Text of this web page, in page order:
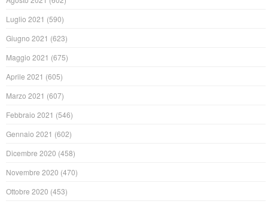
Luglio 2021 (590)
Giugno 2021 (623)
Maggio 2021 (675)
Aprile 2021 (605)
Marzo 2021 (607)
Febbraio 2021 (546)
Gennaio 2021 (602)
Dicembre 2020 (458)
Novembre 2020 (470)
Ottobre 2020 (453)